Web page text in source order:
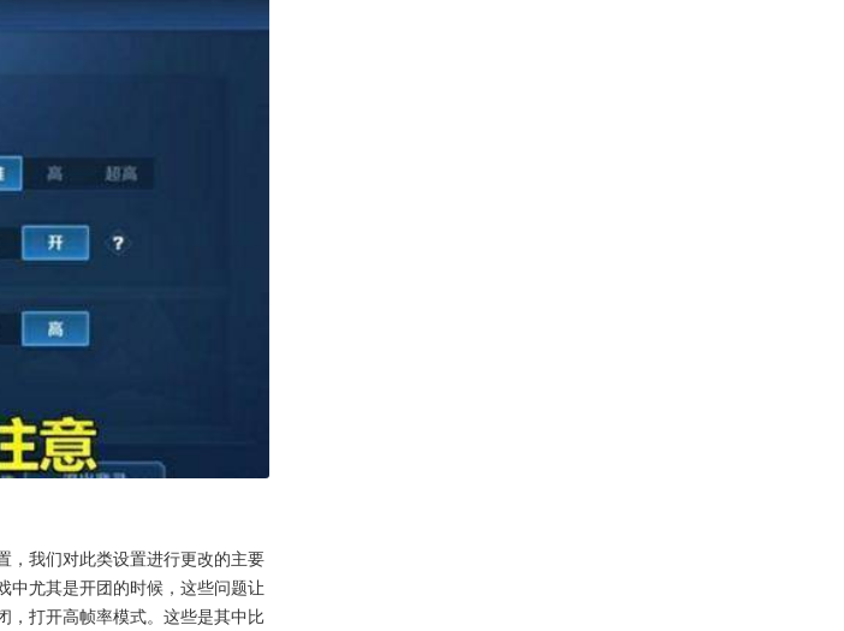
，我们对此类设置进行更改的主要
中尤其是开团的时候，这些问题让
，打开高帧率模式。这些是其中比